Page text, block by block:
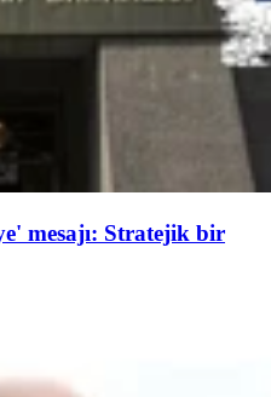
mesajı: Stratejik bir